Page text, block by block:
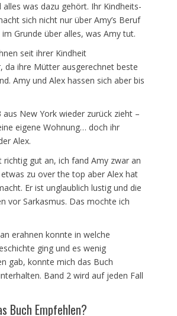
alles was dazu gehört. Ihr Kindheits-
sich nicht nur über Amy’s Beruf
Grunde über alles, was Amy tut.
seit ihrer Kindheit
da ihre Mütter ausgerechnet beste
Amy und Alex hassen sich aber bis
aus New York wieder zurück zieht –
eigene Wohnung… doch ihr
Alex.
richtig gut an, ich fand Amy zwar an
zu over the top aber Alex hat
Er ist unglaublich lustig und die
vor Sarkasmus. Das mochte ich
erahnen konnte in welche
ging und es wenig
gab, konnte mich das Buch
Band 2 wird auf jeden Fall
Buch Empfehlen?